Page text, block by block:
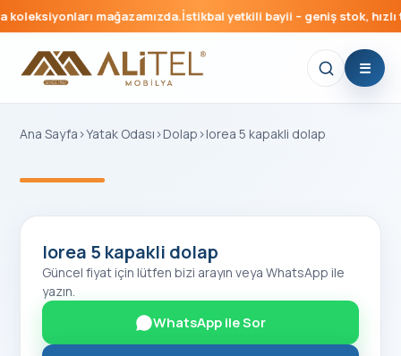
mağazamızda.İstikbal yetkili bayii – geniş stok, hızlı
Ana Sayfa ›Yatak Odası ›Dolap ›lorea 5 kapakli dolap
lorea 5 kapakli dolap
Güncel fiyat için lütfen bizi arayın veya WhatsApp ile
yazın.
WhatsApp ile Sor